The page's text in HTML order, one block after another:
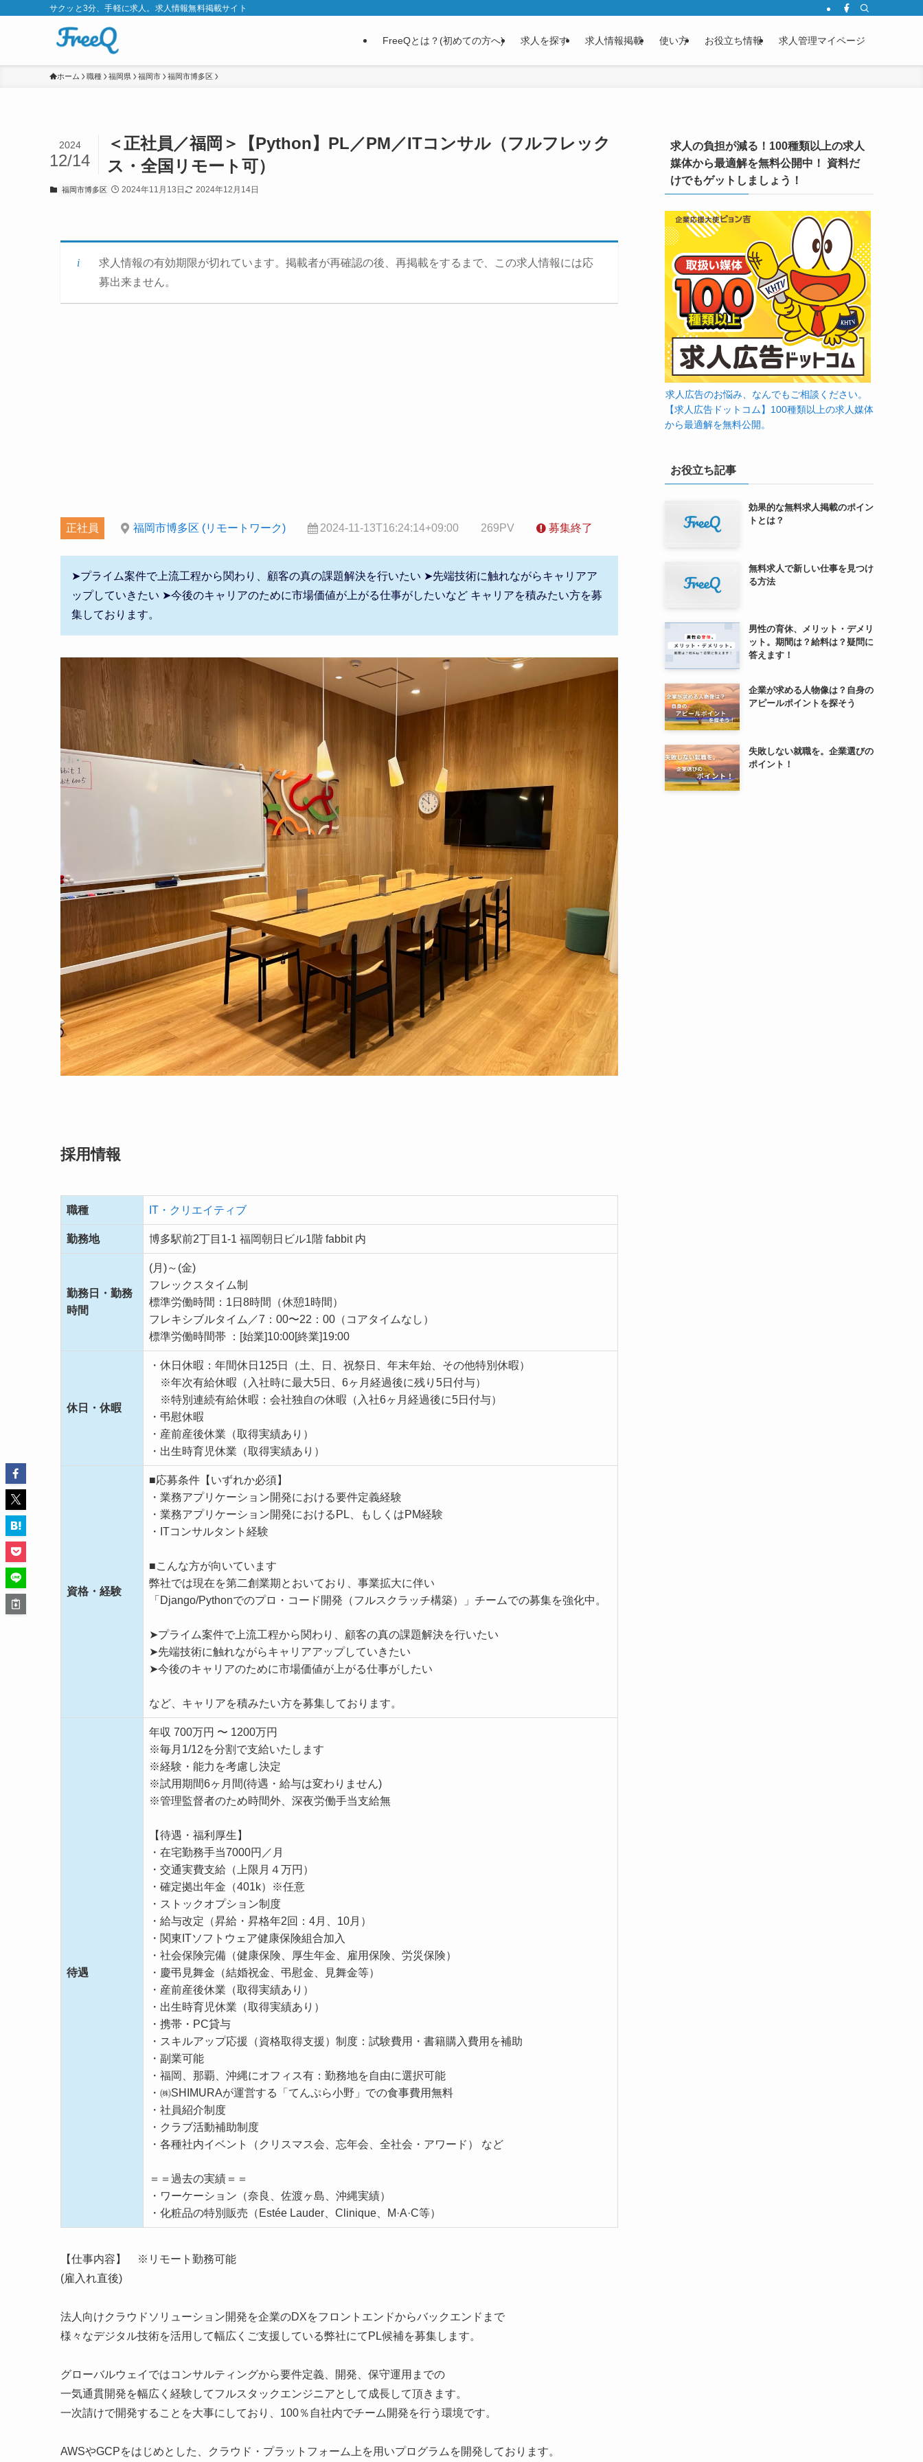
サクッと3分、手軽に求人。求人情報無料掲載サイト
FreeQとは？(初めての方へ) 求人を探す 求人情報掲載 使い方 お役立ち情報 求人管理マイページ
ホーム 職種 福岡県 福岡市 福岡市博多区
＜正社員／福岡＞【Python】PL／PM／ITコンサル（フルフレック
ス・全国リモート可）
2024
12/14
福岡市博多区 2024年11月13日 2024年12月14日
求人情報の有効期限が切れています。掲載者が再確認の後、再掲載をするまで、この求人情報には応
募出来ません。
正社員 福岡市博多区 (リモートワーク) 2024-11-13T16:24:14+09:00 269PV 募集終了
➤プライム案件で上流工程から関わり、顧客の真の課題解決を行いたい ➤先端技術に触れながらキャリアア
ップしていきたい ➤今後のキャリアのために市場価値が上がる仕事がしたいなど キャリアを積みたい方を募
集しております。
採用情報
職種 IT・クリエイティブ
勤務地 博多駅前2丁目1-1 福岡朝日ビル1階 fabbit 内
勤務日・勤務
時間
(月)～(金)
フレックスタイム制
標準労働時間：1日8時間（休憩1時間）
フレキシブルタイム／7：00〜22：00（コアタイムなし）
標準労働時間帯 ：[始業]10:00[終業]19:00
休日・休暇
・休日休暇：年間休日125日（土、日、祝祭日、年末年始、その他特別休暇）
※年次有給休暇（入社時に最大5日、6ヶ月経過後に残り5日付与）
※特別連続有給休暇：会社独自の休暇（入社6ヶ月経過後に5日付与）
・弔慰休暇
・産前産後休業（取得実績あり）
・出生時育児休業（取得実績あり）
資格・経験
■応募条件【いずれか必須】
・業務アプリケーション開発における要件定義経験
・業務アプリケーション開発におけるPL、もしくはPM経験
・ITコンサルタント経験
■こんな方が向いています
弊社では現在を第二創業期とおいており、事業拡大に伴い
「Django/Pythonでのプロ・コード開発（フルスクラッチ構築）」チームでの募集を強化中。
➤プライム案件で上流工程から関わり、顧客の真の課題解決を行いたい
➤先端技術に触れながらキャリアアップしていきたい
➤今後のキャリアのために市場価値が上がる仕事がしたい
など、キャリアを積みたい方を募集しております。
待遇
年収 700万円 〜 1200万円
※毎月1/12を分割で支給いたします
※経験・能力を考慮し決定
※試用期間6ヶ月間(待遇・給与は変わりません)
※管理監督者のため時間外、深夜労働手当支給無
【待遇・福利厚生】
・在宅勤務手当7000円／月
・交通実費支給（上限月４万円）
・確定拠出年金（401k）※任意
・ストックオプション制度
・給与改定（昇給・昇格年2回：4月、10月）
・関東ITソフトウェア健康保険組合加入
・社会保険完備（健康保険、厚生年金、雇用保険、労災保険）
・慶弔見舞金（結婚祝金、弔慰金、見舞金等）
・産前産後休業（取得実績あり）
・出生時育児休業（取得実績あり）
・携帯・PC貸与
・スキルアップ応援（資格取得支援）制度：試験費用・書籍購入費用を補助
・副業可能
・福岡、那覇、沖縄にオフィス有：勤務地を自由に選択可能
・㈱SHIMURAが運営する「てんぷら小野」での食事費用無料
・社員紹介制度
・クラブ活動補助制度
・各種社内イベント（クリスマス会、忘年会、全社会・アワード） など
＝＝過去の実績＝＝
・ワーケーション（奈良、佐渡ヶ島、沖縄実績）
・化粧品の特別販売（Estée Lauder、Clinique、M·A·C等）
【仕事内容】 ※リモート勤務可能
(雇入れ直後)
法人向けクラウドソリューション開発を企業のDXをフロントエンドからバックエンドまで
様々なデジタル技術を活用して幅広くご支援している弊社にてPL候補を募集します。
グローバルウェイではコンサルティングから要件定義、開発、保守運用までの
一気通貫開発を幅広く経験してフルスタックエンジニアとして成長して頂きます。
一次請けで開発することを大事にしており、100％自社内でチーム開発を行う環境です。
AWSやGCPをはじめとした、クラウド・プラットフォーム上を用いプログラムを開発しております。
求人の負担が減る！100種類以上の求人
媒体から最適解を無料公開中！ 資料だ
けでもゲットしましょう！
求人広告のお悩み、なんでもご相談ください。
【求人広告ドットコム】100種類以上の求人媒体
から最適解を無料公開。
お役立ち記事
効果的な無料求人掲載のポイン
トとは？
無料求人で新しい仕事を見つけ
る方法
男性の育休、メリット・デメリ
ット。期間は？給料は？疑問に
答えます！
企業が求める人物像は？自身の
アピールポイントを探そう
失敗しない就職を。企業選びの
ポイント！